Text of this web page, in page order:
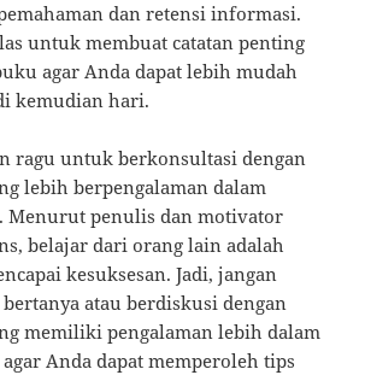
dan retensi informasi.
untuk membuat catatan penting
agar Anda dapat lebih mudah
kemudian hari.
ragu untuk berkonsultasi dengan
lebih berpengalaman dalam
Menurut penulis dan motivator
belajar dari orang lain adalah
kesuksesan. Jadi, jangan
atau berdiskusi dengan
memiliki pengalaman lebih dalam
Anda dapat memperoleh tips